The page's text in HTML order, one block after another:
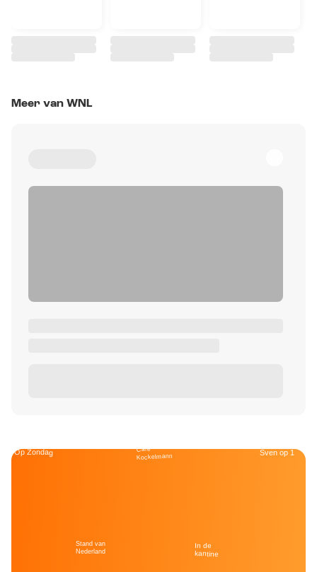
Meer van WNL
Op Zondag
Stand van
Nederland
Café
Kockelmann
In de
kantine
Sven op 1